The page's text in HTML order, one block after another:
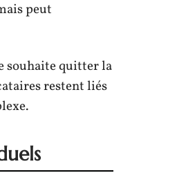
peut
souhaite quitter la
restent liés